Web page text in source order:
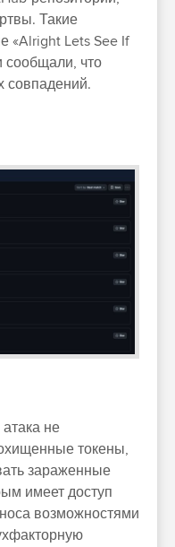
Такие
«Alright Lets See If
сообщали, что
совпадений.
не
токены,
зараженные
имеет доступ
возможностями